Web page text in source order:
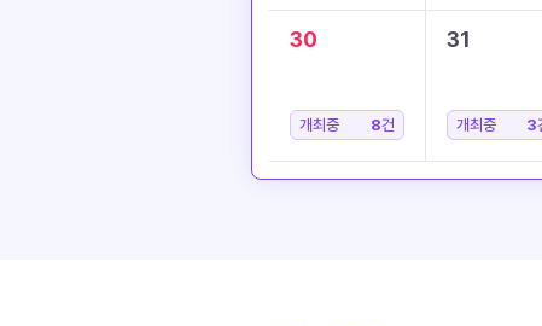
30
개최중 8건
31
개최중 3